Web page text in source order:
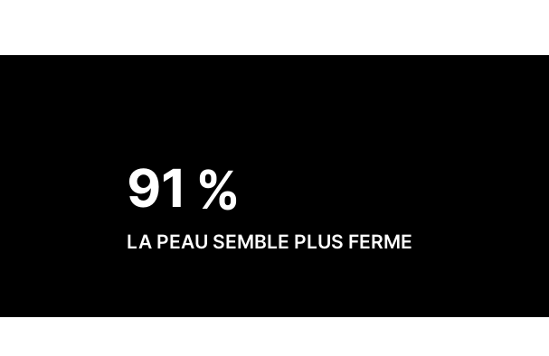
91
LA PEAU SEMBLE PLUS FERME